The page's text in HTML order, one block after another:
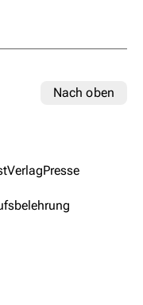
Nach oben
VerlagPresse